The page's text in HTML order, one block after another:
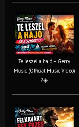
Te leszel a hajó – Gerry
Music (Official Music Video)
?☀️